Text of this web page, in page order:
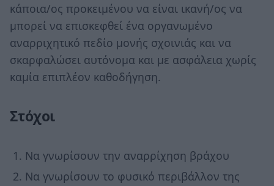
κάποια/ος προκειμένου να είναι ικανή/ος να
μπορεί να επισκεφθεί ένα οργανωμένο
αναρριχητικό πεδίο μονής σχοινιάς και να
σκαρφαλώσει αυτόνομα και με ασφάλεια χωρίς
καμία επιπλέον καθοδήγηση.
Στόχοι
Να γνωρίσουν την αναρρίχηση βράχου
Να γνωρίσουν το φυσικό περιβάλλον της